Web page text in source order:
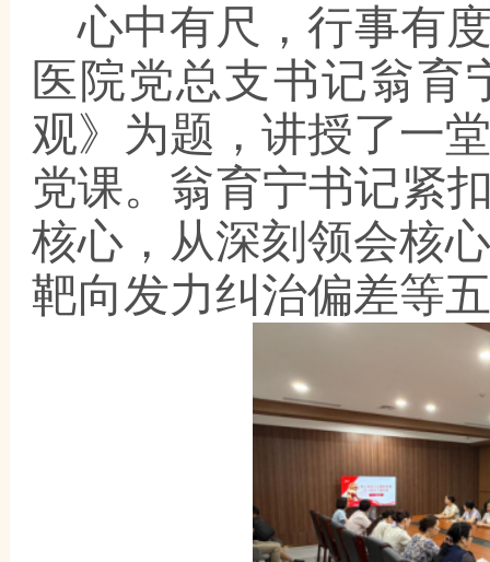
心中有尺，行事有
医院党总支书记翁育
观》为题，讲授了一
党课。翁育宁书记紧
核心，从深刻领会核
靶向发力纠治偏差等